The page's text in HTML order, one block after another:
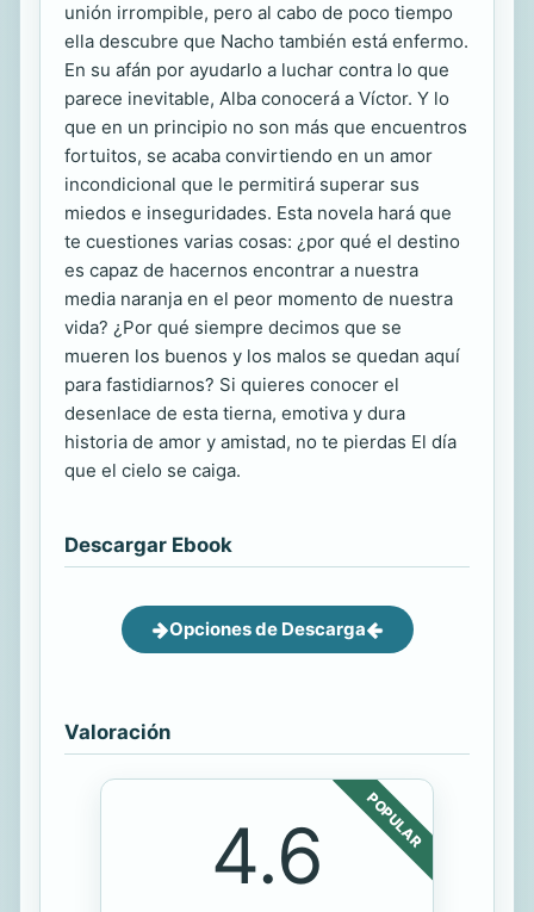
unión irrompible, pero al cabo de poco tiempo
ella descubre que Nacho también está enfermo.
En su afán por ayudarlo a luchar contra lo que
parece inevitable, Alba conocerá a Víctor. Y lo
que en un principio no son más que encuentros
fortuitos, se acaba convirtiendo en un amor
incondicional que le permitirá superar sus
miedos e inseguridades. Esta novela hará que
te cuestiones varias cosas: ¿por qué el destino
es capaz de hacernos encontrar a nuestra
media naranja en el peor momento de nuestra
vida? ¿Por qué siempre decimos que se
mueren los buenos y los malos se quedan aquí
para fastidiarnos? Si quieres conocer el
desenlace de esta tierna, emotiva y dura
historia de amor y amistad, no te pierdas El día
que el cielo se caiga.
Descargar Ebook
Opciones de Descarga
Valoración
POPULAR
4.6